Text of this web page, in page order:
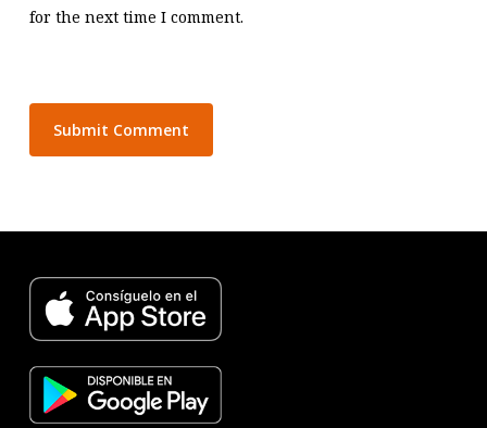
for the next time I comment.